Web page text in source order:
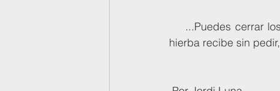
hierba recibe sin